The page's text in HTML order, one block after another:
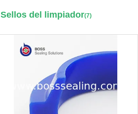
Sellos del limpiador(7)